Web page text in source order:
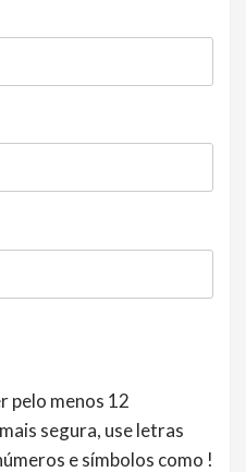
pelo menos 12
segura, use letras
e símbolos como !